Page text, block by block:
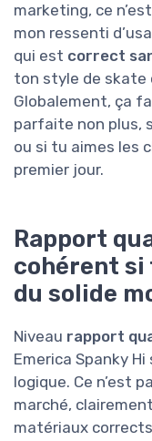
marketing, ce
mon ressenti
qui est correct
ton style de skate
Globalement, ça
parfaite non plus,
ou si tu aimes les
premier jour.
Rapport
cohérent si
du solide
Niveau rapport
Emerica Spanky
logique. Ce n’est
marché,
matériaux